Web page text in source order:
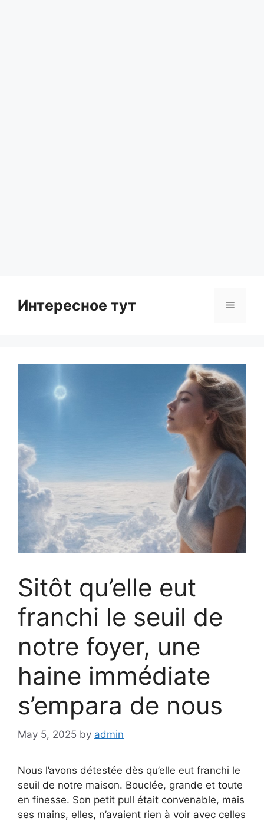
Интересное тут Menu
Sitôt qu’elle eut
franchi le seuil de
notre foyer, une
haine immédiate
s’empara de nous
May 5, 2025 by admin
Nous l’avons détestée dès qu’elle eut franchi le
seuil de notre maison. Bouclée, grande et toute
en finesse. Son petit pull était convenable, mais
ses mains, elles, n’avaient rien à voir avec celles